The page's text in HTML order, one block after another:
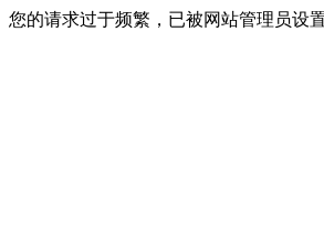
您的请求过于频繁，已被网站管理员设